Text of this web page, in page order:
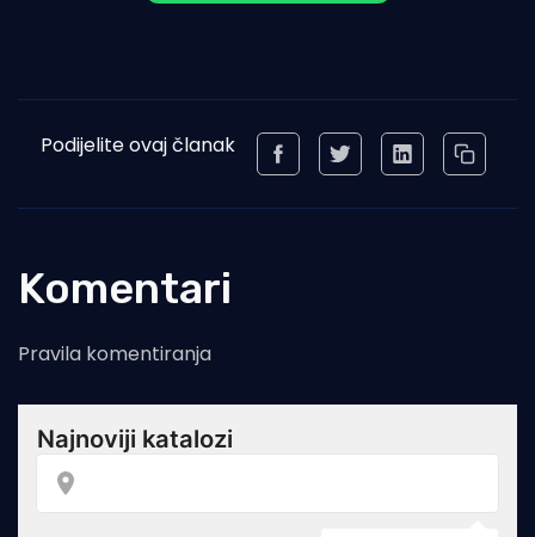
Podijelite ovaj članak
Komentari
Pravila komentiranja